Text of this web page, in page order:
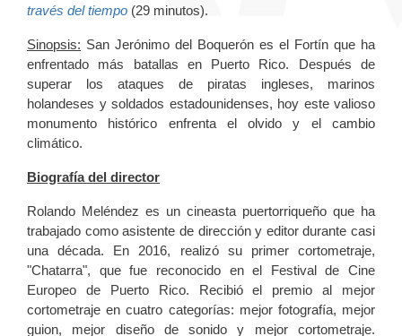
través del tiempo (29 minutos).
Sinopsis: San Jerónimo del Boquerón es el Fortín que ha
enfrentado más batallas en Puerto Rico. Después de
superar los ataques de piratas ingleses, marinos
holandeses y soldados estadounidenses, hoy este valioso
monumento histórico enfrenta el olvido y el cambio
climático.
Biografía del director
Rolando Meléndez es un cineasta puertorriqueño que ha
trabajado como asistente de dirección y editor durante casi
una década. En 2016, realizó su primer cortometraje,
"Chatarra", que fue reconocido en el Festival de Cine
Europeo de Puerto Rico. Recibió el premio al mejor
cortometraje en cuatro categorías: mejor fotografía, mejor
guion, mejor diseño de sonido y mejor cortometraje.